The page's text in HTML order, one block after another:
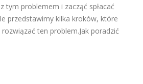
tym problemem i zacząć spłacać
przedstawimy kilka kroków, które
ten problem.Jak poradzić